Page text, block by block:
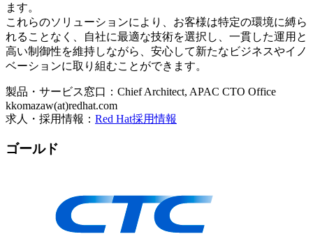
ます。
これらのソリューションにより、お客様は特定の環境に縛ら
れることなく、自社に最適な技術を選択し、一貫した運用と
高い制御性を維持しながら、安心して新たなビジネスやイノ
ベーションに取り組むことができます。
製品・サービス窓口：Chief Architect, APAC CTO Office
kkomazaw(at)redhat.com
求人・採用情報： Red Hat採用情報
ゴールド